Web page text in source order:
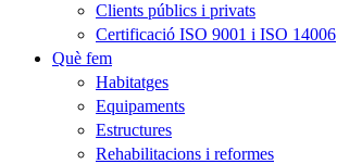
Clients públics i privats
Certificació ISO 9001 i ISO 14006
Què fem
Habitatges
Equipaments
Estructures
Rehabilitacions i reformes